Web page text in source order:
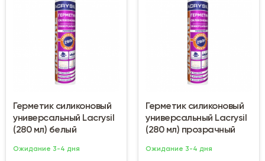
Герметик силиконовый
универсальный Lacrysil
(280 мл) белый
Ожидание 3-4 дня
Герметик силиконовый
универсальный Lacrysil
(280 мл) прозрачный
Ожидание 3-4 дня